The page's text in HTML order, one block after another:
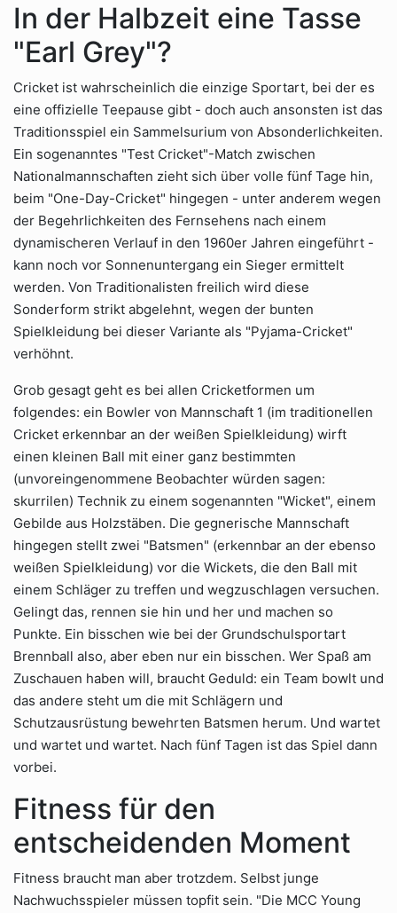
In der Halbzeit eine Tasse
"Earl Grey"?
Cricket ist wahrscheinlich die einzige Sportart, bei der es
eine offizielle Teepause gibt - doch auch ansonsten ist das
Traditionsspiel ein Sammelsurium von Absonderlichkeiten.
Ein sogenanntes "Test Cricket"-Match zwischen
Nationalmannschaften zieht sich über volle fünf Tage hin,
beim "One-Day-Cricket" hingegen - unter anderem wegen
der Begehrlichkeiten des Fernsehens nach einem
dynamischeren Verlauf in den 1960er Jahren eingeführt -
kann noch vor Sonnenuntergang ein Sieger ermittelt
werden. Von Traditionalisten freilich wird diese
Sonderform strikt abgelehnt, wegen der bunten
Spielkleidung bei dieser Variante als "Pyjama-Cricket"
verhöhnt.
Grob gesagt geht es bei allen Cricketformen um
folgendes: ein Bowler von Mannschaft 1 (im traditionellen
Cricket erkennbar an der weißen Spielkleidung) wirft
einen kleinen Ball mit einer ganz bestimmten
(unvoreingenommene Beobachter würden sagen:
skurrilen) Technik zu einem sogenannten "Wicket", einem
Gebilde aus Holzstäben. Die gegnerische Mannschaft
hingegen stellt zwei "Batsmen" (erkennbar an der ebenso
weißen Spielkleidung) vor die Wickets, die den Ball mit
einem Schläger zu treffen und wegzuschlagen versuchen.
Gelingt das, rennen sie hin und her und machen so
Punkte. Ein bisschen wie bei der Grundschulsportart
Brennball also, aber eben nur ein bisschen. Wer Spaß am
Zuschauen haben will, braucht Geduld: ein Team bowlt und
das andere steht um die mit Schlägern und
Schutzausrüstung bewehrten Batsmen herum. Und wartet
und wartet und wartet. Nach fünf Tagen ist das Spiel dann
vorbei.
Fitness für den
entscheidenden Moment
Fitness braucht man aber trotzdem. Selbst junge
Nachwuchsspieler müssen topfit sein. "Die MCC Young